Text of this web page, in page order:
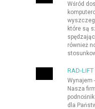
Wśród
które są
również
RAD-
Wynajem
Nasza
dla